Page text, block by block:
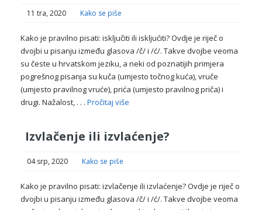
11 tra, 2020 Kako se piše
Kako je pravilno pisati: isključiti ili iskljućiti? Ovdje je riječ o
dvojbi u pisanju između glasova /č/ i /ć/. Takve dvojbe veoma
su česte u hrvatskom jeziku, a neki od poznatijih primjera
pogrešnog pisanja su kuča (umjesto točnog kuća), vruče
(umjesto pravilnog vruće), prića (umjesto pravilnog priča) i
drugi. Nažalost, . . . Pročitaj više
Izvlačenje ili izvlaćenje?
04 srp, 2020 Kako se piše
Kako je pravilno pisati: izvlačenje ili izvlaćenje? Ovdje je riječ o
dvojbi u pisanju između glasova /č/ i /ć/. Takve dvojbe veoma